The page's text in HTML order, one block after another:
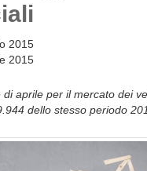
2015
2015
aprile per il mercato dei
dello stesso periodo